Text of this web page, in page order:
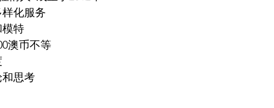
化服务
特
澳币不等
思考